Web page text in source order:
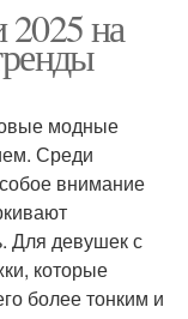
на
модные
Среди
внимание
Для девушек с
которые
более тонким и